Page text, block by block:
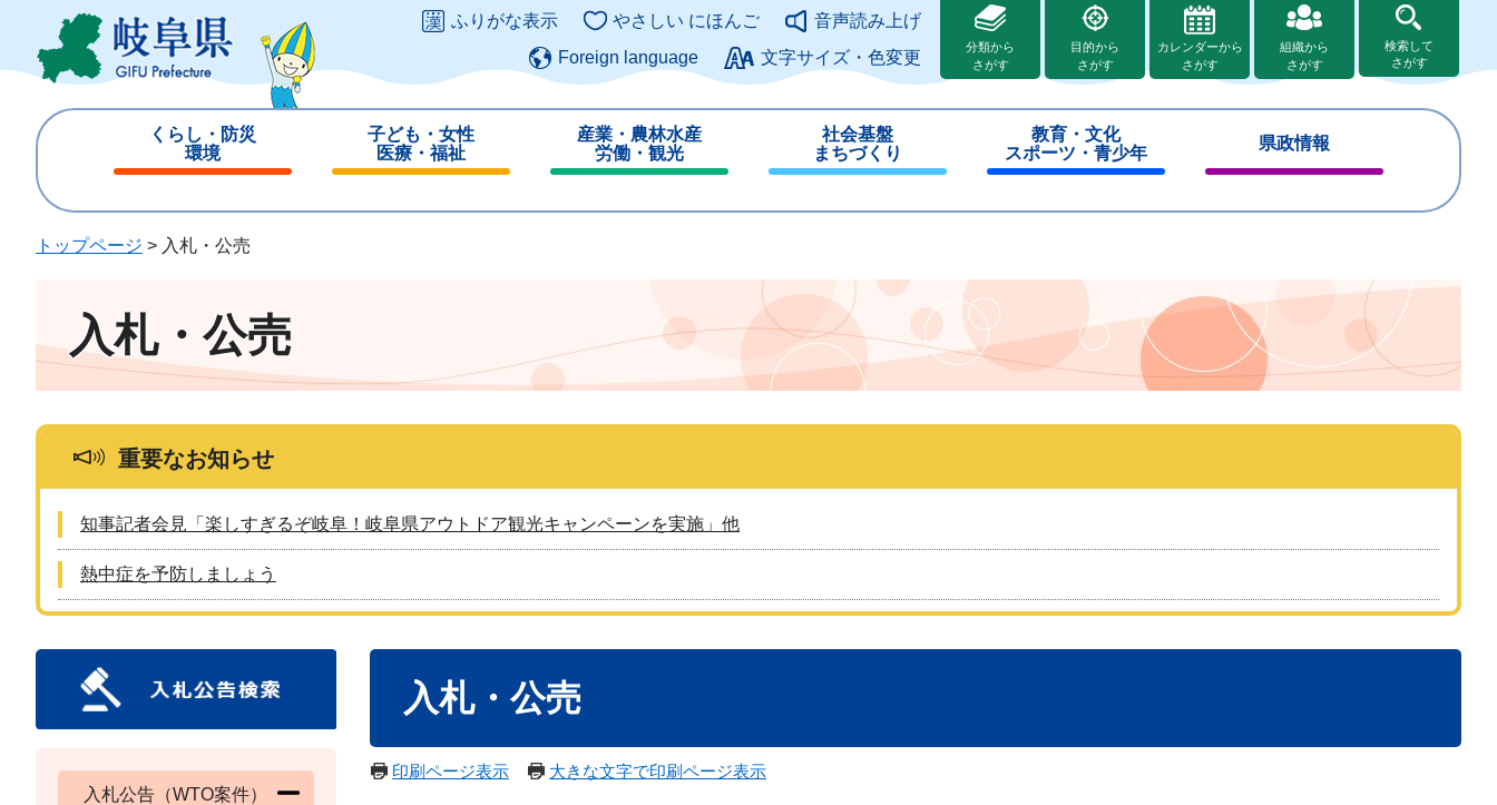
ジ
ュ
このページの本文へ
ふりがな表示 やさしい にほんご
音声読み上げ
Foreign language
文字サイズ・色変更
分類から
さがす
目的から
さがす
カレンダーから
さがす
組織から
さがす
検索して
さがす
くらし・防災
環境
じ
子ども・女性
医療・福祉
じ
産業・農林水産
労働・観光
じ
社会基盤
まちづくり
じ
教育・文化
スポーツ・青少年
じ
県政情報
じ
トップページ > 入札・公売
入札・公売
重要なお知らせ
知事記者会見「楽しすぎるぞ岐阜！岐阜県アウトドア観光キャンペーンを実施」他
熱中症を予防しましょう
入札・公売
印刷ページ表示 大きな文字で印刷ページ表示
入札公告（WTO案件）